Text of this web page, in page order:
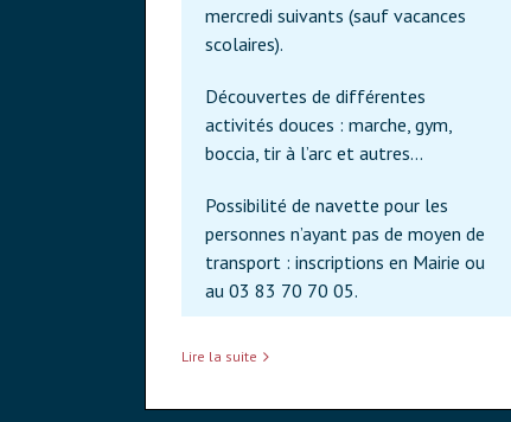
mercredi suivants (sauf vacances
scolaires).
Découvertes de différentes
activités douces : marche, gym,
boccia, tir à l’arc et autres…
Possibilité de navette pour les
personnes n’ayant pas de moyen de
transport : inscriptions en Mairie ou
au 03 83 70 70 05.
Lire la suite